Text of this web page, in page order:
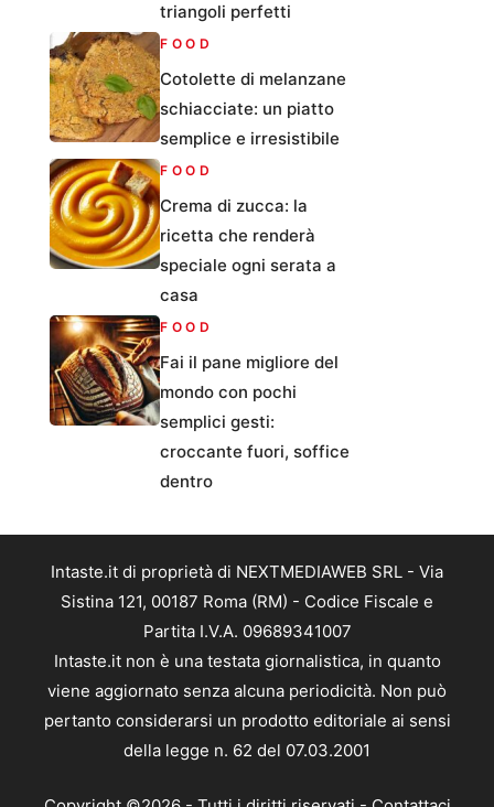
triangoli perfetti
FOOD
Cotolette di melanzane
schiacciate: un piatto
semplice e irresistibile
FOOD
Crema di zucca: la
ricetta che renderà
speciale ogni serata a
casa
FOOD
Fai il pane migliore del
mondo con pochi
semplici gesti:
croccante fuori, soffice
dentro
Intaste.it di proprietà di NEXTMEDIAWEB SRL - Via
Sistina 121, 00187 Roma (RM) - Codice Fiscale e
Partita I.V.A. 09689341007
Intaste.it non è una testata giornalistica, in quanto
viene aggiornato senza alcuna periodicità. Non può
pertanto considerarsi un prodotto editoriale ai sensi
della legge n. 62 del 07.03.2001